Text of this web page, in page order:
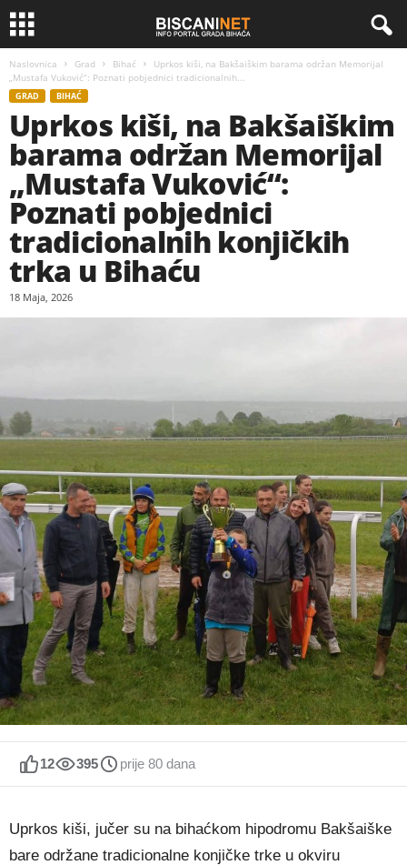
Naslovnica Grad Bihać
Uprkos kiši, na Bakšaiškim barama održan Memorijal
„Mustafa Vuković“: Poznati pobjednici tradicionalnih...
GRAD BIHAĆ
Uprkos kiši, na Bakšaiškim
barama održan Memorijal
„Mustafa Vuković“:
Poznati pobjednici
tradicionalnih konjičkih
trka u Bihaću
18 Maja, 2026
12 395 prije 80 dana
Uprkos kiši, jučer su na bihaćkom hipodromu Bakšaiške
bare održane tradicionalne konjičke trke u okviru